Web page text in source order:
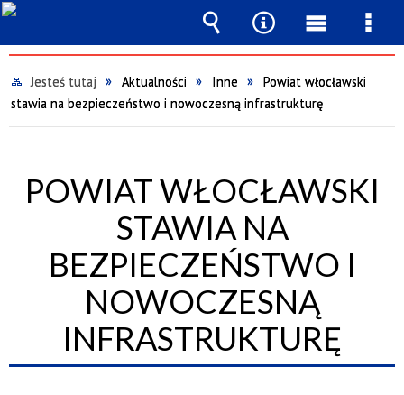
Jesteś tutaj Aktualności Inne
Powiat włocławski
stawia na bezpieczeństwo i nowoczesną infrastrukturę
POWIAT WŁOCŁAWSKI
STAWIA NA
BEZPIECZEŃSTWO I
NOWOCZESNĄ
INFRASTRUKTURĘ
Wyszukiwarka
Narzędzia
Menu
główne